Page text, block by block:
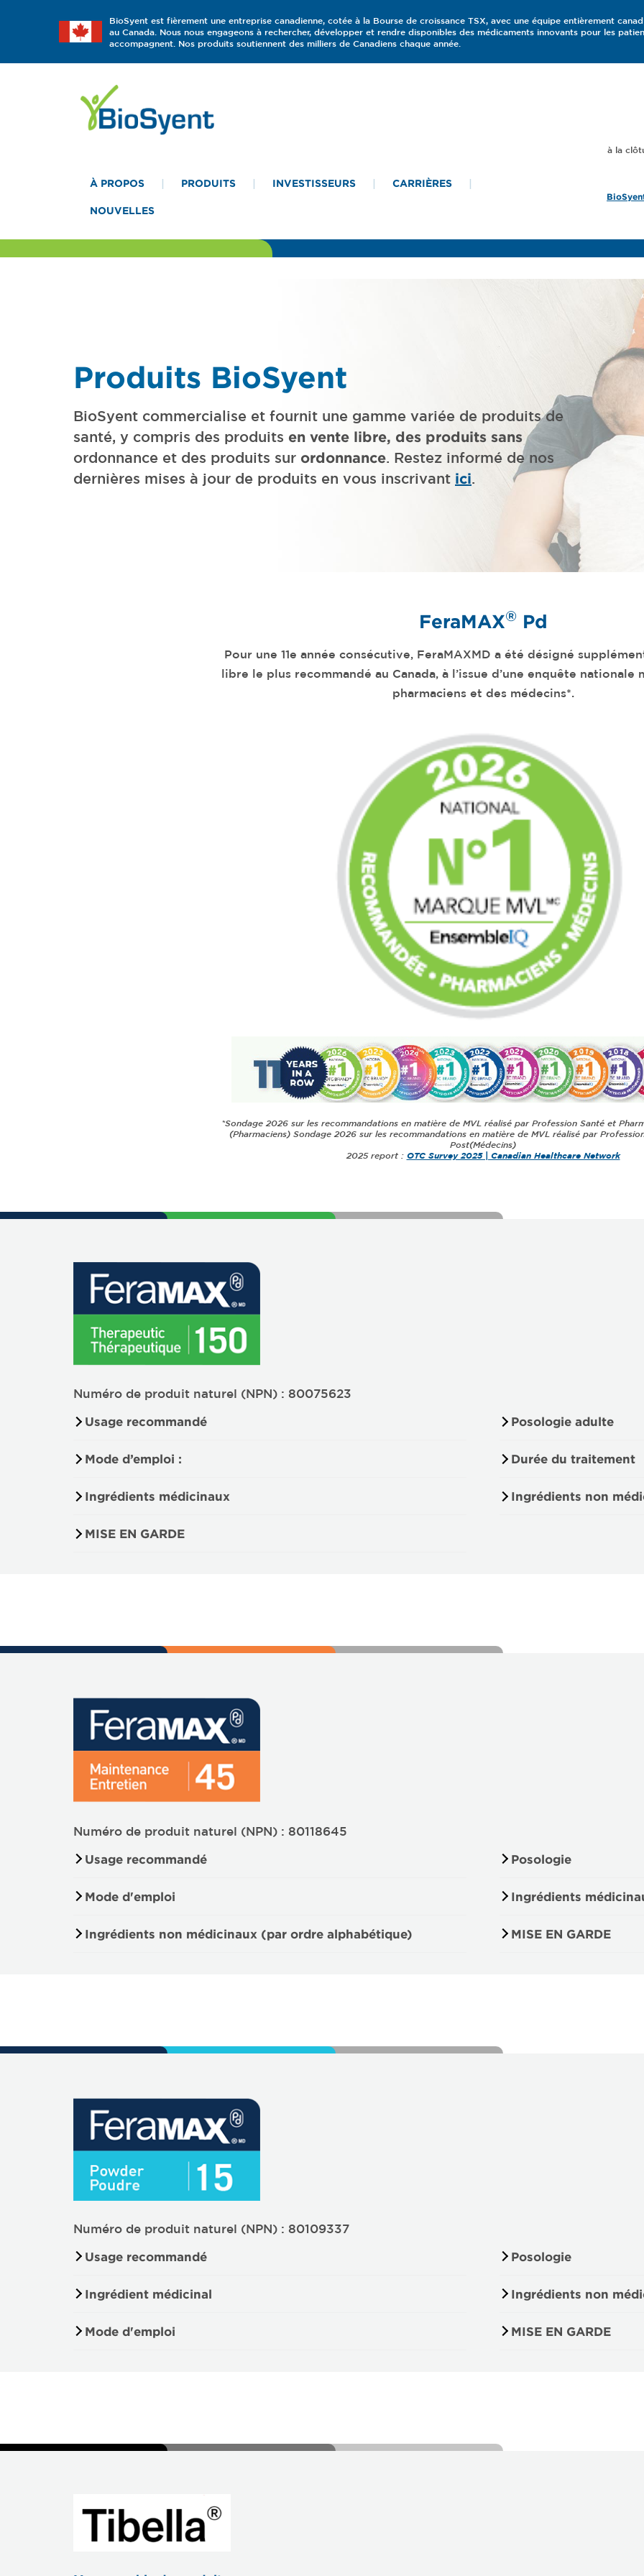
BioSyent est fièrement une entreprise canadienne, cotée à la Bourse de croissance TSX, avec une équipe entièrement
au Canada. Nous nous engageons à rechercher, développer et rendre disponibles des médicaments innovants pour les
accompagnent. Nos produits soutiennent des milliers de Canadiens chaque année.
À PROPOS PRODUITS INVESTISSEURS CARRIÈRES
NOUVELLES
Produits BioSyent
BioSyent commercialise et fournit une gamme variée de produits de
santé, y compris des produits en vente libre, des produits sans
ordonnance et des produits sur ordonnance. Restez informé de nos
dernières mises à jour de produits en vous inscrivant ici.
FeraMAX®Pd
Pour une 11e année consécutive, FeraMAXMD a été désigné
libre le plus recommandé au Canada, à l’issue d’une enquête nationale
pharmaciens et des médecins*.
*Sondage 2026 sur les recommandations en matière de MVL réalisé par Profession Santé et
(Pharmaciens) Sondage 2026 sur les recommandations en matière de MVL réalisé par
Post(Médecins)
2025 report : OTC Survey 2025 | Canadian Healthcare Network
Numéro de produit naturel (NPN) : 80075623
Usage recommandé Posologie adulte
Mode d’emploi : Durée du traitement
Ingrédients médicinaux Ingrédients non
MISE EN GARDE
Numéro de produit naturel (NPN) : 80118645
Usage recommandé Posologie
Mode d'emploi Ingrédients
Ingrédients non médicinaux (par ordre alphabétique) MISE EN GARDE
Numéro de produit naturel (NPN) : 80109337
Usage recommandé Posologie
Ingrédient médicinal Ingrédients non
Mode d'emploi MISE EN GARDE